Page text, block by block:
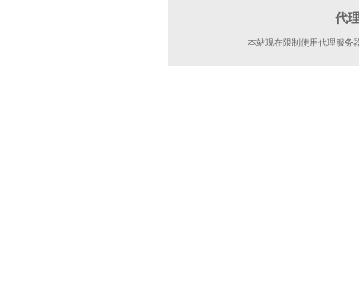
代
本站现在限制使用代理服务